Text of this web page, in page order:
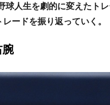
球人生を劇的に変えたト
ードを振り返っていく。